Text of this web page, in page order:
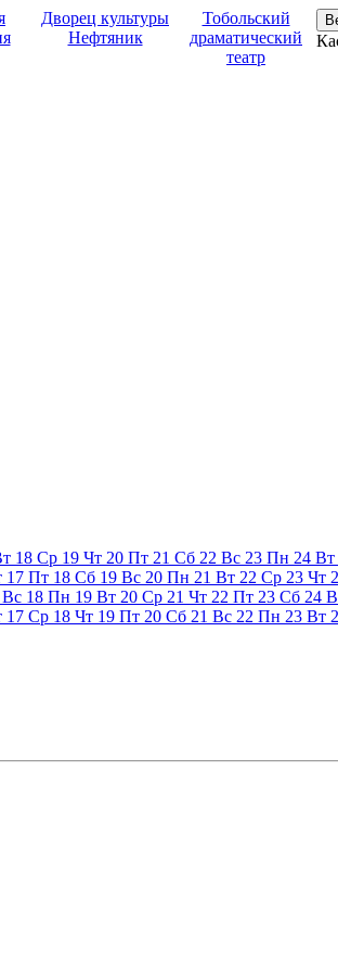
Дворец культуры
Нефтяник
Тобольский
драматический
театр
18 Ср 19 Чт 20 Пт 21 Сб 22 Вс 23 Пн 24 Вт
17 Пт 18 Сб 19 Вс 20 Пн 21 Вт 22 Ср 23 Чт
Вс 18 Пн 19 Вт 20 Ср 21 Чт 22 Пт 23 Сб 24
17 Ср 18 Чт 19 Пт 20 Сб 21 Вс 22 Пн 23 Вт